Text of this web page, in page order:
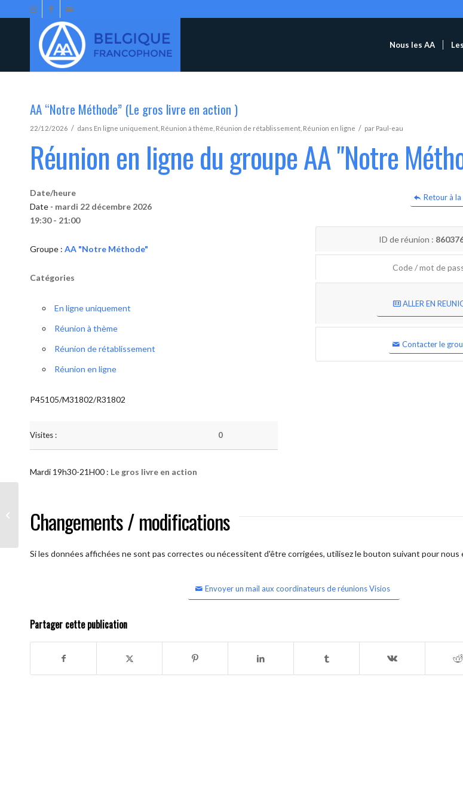
Nous les AA
AA “Notre Méthode” (Le gros livre en action )
22/12/2026 / dans En ligne uniquement Réunion à thème Réunion de rétablissement Réunion en ligne / par Paul-eau
Réunion en ligne du groupe AA "Notre
Retour à
Date/heure
Date - mardi 22 décembre 2026
19:30 - 21:00
Groupe : AA "Notre Méthode"
Catégories
En ligne uniquement
Réunion à thème
Réunion de rétablissement
Réunion en ligne
P45105/M31802/R31802
Visites : 0
ID de réunion :
Code / mot de
ALLER EN
Contacter le
Mardi 19h30-21H00 : Le gros livre en action
Changements / modifications
Si les données affichées ne sont pas correctes ou nécessitent d'être corrigées, utilisez le bouton suivant pour nous
Envoyer un mail aux coordinateurs de réunions Visios
Partager cette publication
action )